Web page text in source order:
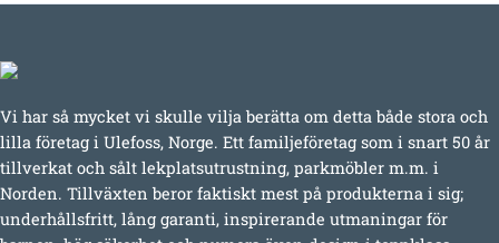
Vi har så mycket vi skulle vilja berätta om detta både stora och
lilla företag i Ulefoss, Norge. Ett familjeföretag som i snart 50 år
tillverkat och sålt lekplatsutrustning, parkmöbler m.m. i
Norden. Tillväxten beror faktiskt mest på produkterna i sig;
underhållsfritt, lång garanti, inspirerande utmaningar för